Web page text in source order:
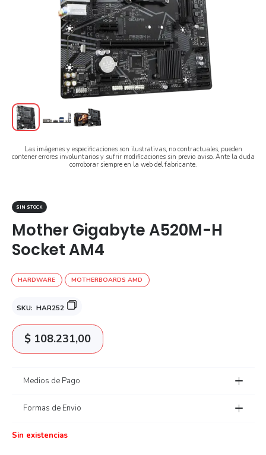
Las imágenes y especificaciones son ilustrativas, no contractuales, pueden
contener errores involuntarios y sufrir modificaciones sin previo aviso. Ante la duda
corroborar siempre en la web del fabricante.
SIN STOCK
Mother Gigabyte A520M-H
Socket AM4
HARDWARE MOTHERBOARDS AMD
SKU: HAR252
$108.231,00
Medios de Pago
Formas de Envio
Sin existencias